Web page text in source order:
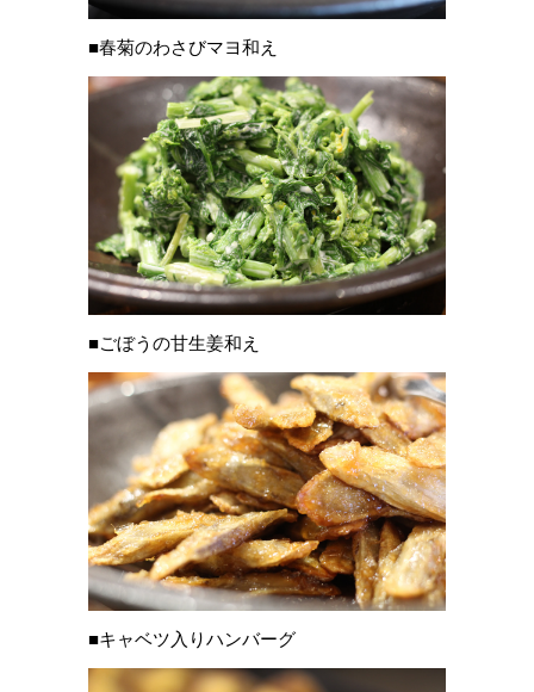
■春菊のわさびマヨ和え
■ごぼうの甘生姜和え
■キャベツ入りハンバーグ